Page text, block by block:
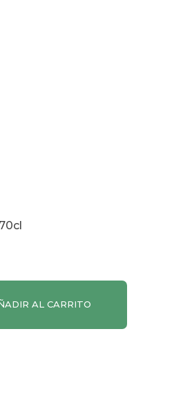
AL CARRITO